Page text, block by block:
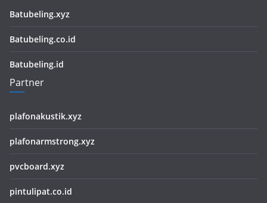
Batubeling.xyz
Batubeling.co.id
Batubeling.id
Partner
plafonakustik.xyz
plafonarmstrong.xyz
pvcboard.xyz
pintulipat.co.id